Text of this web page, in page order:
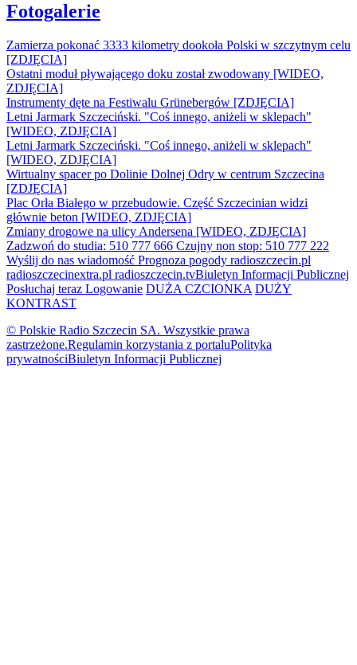
Fotogalerie
Zamierza pokonać 3333 kilometry dookoła Polski w szczytnym celu
[ZDJĘCIA]
Ostatni moduł pływającego doku został zwodowany [WIDEO,
ZDJĘCIA]
Instrumenty dęte na Festiwalu Grünebergów [ZDJĘCIA]
Letni Jarmark Szczeciński. "Coś innego, aniżeli w sklepach"
[WIDEO, ZDJĘCIA]
Letni Jarmark Szczeciński. "Coś innego, aniżeli w sklepach"
[WIDEO, ZDJĘCIA]
Wirtualny spacer po Dolinie Dolnej Odry w centrum Szczecina
[ZDJĘCIA]
Plac Orła Białego w przebudowie. Część Szczecinian widzi
głównie beton [WIDEO, ZDJĘCIA]
Zmiany drogowe na ulicy Andersena [WIDEO, ZDJĘCIA]
Zadzwoń do studia: 510 777 666 Czujny non stop: 510 777 222
Wyślij do nas wiadomość Prognoza pogody radioszczecin.pl
radioszczecinextra.pl radioszczecin.tvBiuletyn Informacji Publicznej
Posłuchaj teraz Logowanie DUŻA CZCIONKA DUŻY
KONTRAST
© Polskie Radio Szczecin SA. Wszystkie prawa
zastrzeżone.Regulamin korzystania z portaluPolityka
prywatnościBiuletyn Informacji Publicznej